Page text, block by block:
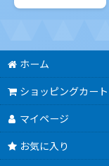
ホーム
ショッピングカート
マイページ
お気に入り